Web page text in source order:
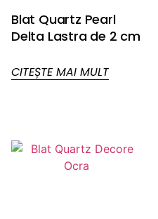
Blat Quartz Pearl
Delta Lastra de 2 cm
CITEȘTE MAI MULT